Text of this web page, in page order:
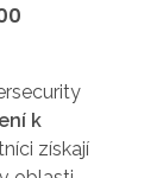
k
získají